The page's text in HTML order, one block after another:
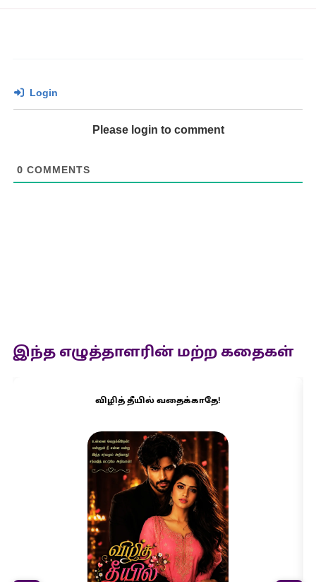
Login
Please login to comment
0 COMMENTS
இந்த எழுத்தாளரின் மற்ற கதைகள்
விழித் தீயில் வதைக்காதே!